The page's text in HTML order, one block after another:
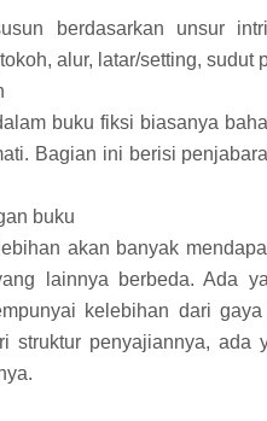
berdasarkan unsur
alur, latar/setting, sudut
buku fiksi biasanya
Bagian ini berisi
buku
akan banyak
lainnya berbeda. Ada
kelebihan dari
struktur penyajiannya, ada